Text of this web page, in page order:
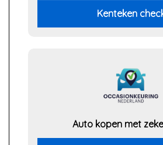
Kenteken
Auto kopen met